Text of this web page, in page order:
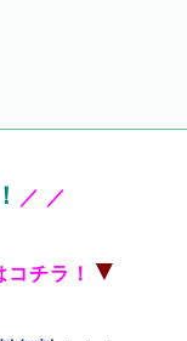
／ ／
コチラ！ ▼